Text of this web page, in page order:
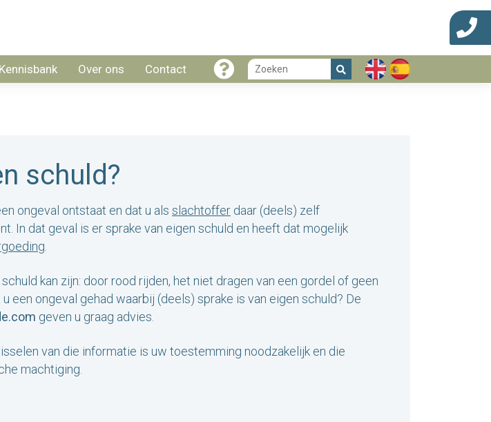
Kennisbank Over ons Contact
schuld?
ongeval ontstaat en dat u als slachtoffer daar (deels) zelf
In dat geval is er sprake van eigen schuld en heeft dat mogelijk
kan zijn: door rood rijden, het niet dragen van een gordel of geen
een ongeval gehad waarbij (deels) sprake is van eigen schuld? De
geven u graag advies.
van die informatie is uw toestemming noodzakelijk en die
machtiging.